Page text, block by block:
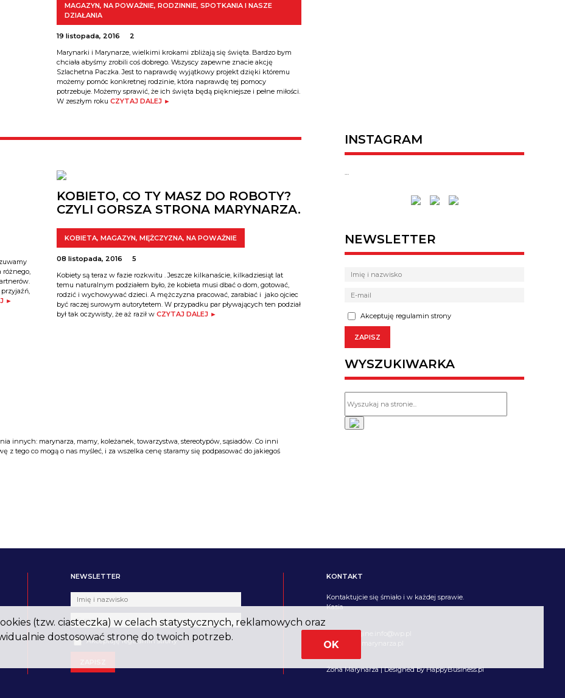
(tzw. ciasteczka) w celach statystycznych, reklamowych oraz
dostosować stronę do twoich potrzeb.
OK
MAGAZYN, NA POWAŻNIE, RODZINNIE, SPOTKANIA I NASZE
DZIAŁANIA
19 listopada, 2016
2
Marynarki i Marynarze, wielkimi krokami zbliżają się święta. Bardzo bym
chciała abyśmy zrobili coś dobrego. Wszyscy zapewne znacie akcję
Szlachetna Paczka. Jest to naprawdę wyjątkowy projekt dzięki któremu
możemy pomóc konkretnej rodzinie, która naprawdę tej pomocy
potrzebuje. Możemy sprawić, że ich święta będą piękniejsze i pełne miłości.
W zeszłym roku CZYTAJ DALEJ ►
różnego,
►
KOBIETO, CO TY MASZ DO ROBOTY?
CZYLI GORSZA STRONA MARYNARZA.
KOBIETA, MAGAZYN, MĘŻCZYZNA, NA POWAŻNIE
08 listopada, 2016
5
Kobiety są teraz w fazie rozkwitu . Jeszcze kilkanaście, kilkadziesiąt lat
temu naturalnym podziałem było, że kobieta musi dbać o dom, gotować,
rodzić i wychowywać dzieci. A mężczyzna pracować, zarabiać i jako ojciec
być raczej surowym autorytetem. W przypadku par pływających ten podział
był tak oczywisty, że aż raził w CZYTAJ DALEJ ►
innych: marynarza, mamy, koleżanek, towarzystwa, stereotypów, sąsiadów. Co inni
z tego co mogą o nas myśleć, i za wszelka cenę staramy się podpasować do jakiegoś
INSTAGRAM
NEWSLETTER
Akceptuję regulamin strony
WYSZUKIWARKA
NEWSLETTER
Akceptuję regulamin strony
KONTAKT
Kontaktujcie się śmiało i w każdej sprawie.
Kasia
info@zonamarynarza.pl
Żona Marynarza | Designed byHappyBusiness.pl